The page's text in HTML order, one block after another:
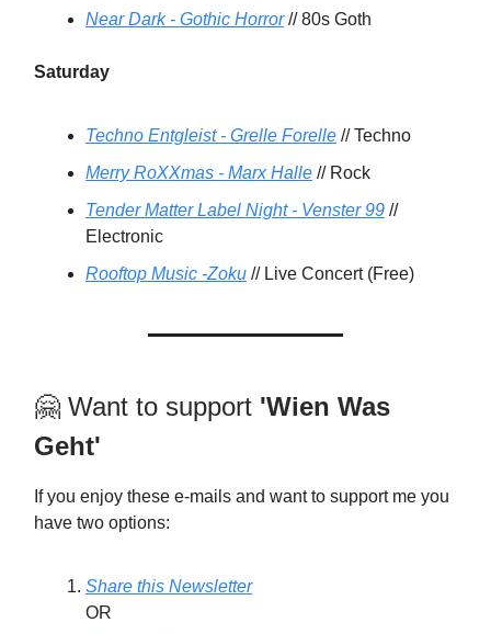
Near Dark - Gothic Horror// 80s Goth
Saturday
Techno Entgleist - Grelle Forelle // Techno
Merry RoXXmas - Marx Halle // Rock
Tender Matter Label Night - Venster 99 //
Electronic
Rooftop Music -Zoku // Live Concert (Free)
🤗 Want to support 'Wien Was
Geht'
If you enjoy these e-mails and want to support me you
have two options:
Share this Newsletter
OR